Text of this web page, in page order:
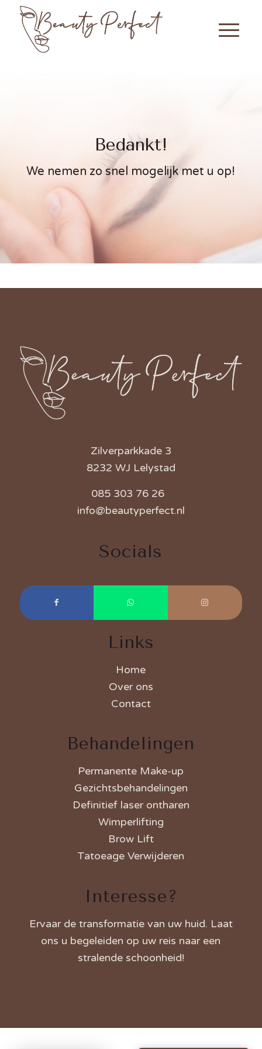
Bedankt!
We nemen zo snel mogelijk met u op!
Zilverparkkade 3
8232 WJ Lelystad
085 303 76 26
info@beautyperfect.nl
Socials
Links
Home
Over ons
Contact
Behandelingen
Permanente Make-up
Gezichtsbehandelingen
Definitief laser ontharen
Wimperlifting
Brow Lift
Tatoeage Verwijderen
Interesse?
Ervaar de transformatie van uw huid. Laat
ons u begeleiden op uw reis naar een
stralende schoonheid!